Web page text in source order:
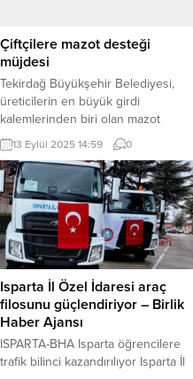
Çiftçilere mazot desteği
müjdesi
Tekirdağ Büyükşehir Belediyesi,
üreticilerin en büyük girdi
kalemlerinden biri olan mazot
maliyetine destek olmak amacıyla
önemli bir projeyi hayata geçiriyor.
Büyükşehir Belediyesi Eylül Ayı
Meclis Toplantısı’nda oy birliğiyle
alınan kararla, “Üretici Kart Mazot
Desteği Projesi” kabul edildi.
TEKİRDAĞ (İGFA) – Tarım alanı
bakımından Türkiye’nin önde gelen
illerinden biri olan Tekirdağ’da,...
13 Eylül 2025 14:59 0
Isparta İl Özel İdaresi araç
filosunu güçlendiriyor – Birlik
Haber Ajansı
ISPARTA-BHA Isparta öğrencilere
trafik bilinci kazandırılıyor Isparta İl